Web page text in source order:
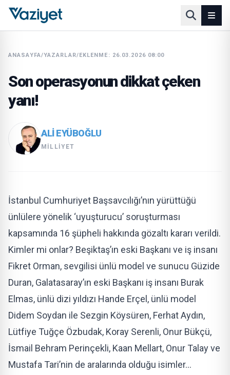
ANASAYFA/YAZARLAR/EKLENME: 26.03.2026 08:00
Son operasyonun dikkat çeken
yanı!
ALI EYÜBOĞLU
MILLIYET
İstanbul Cumhuriyet Başsavcılığı’nın yürüttüğü
ünlülere yönelik ‘uyuşturucu’ soruşturması
kapsamında 16 şüpheli hakkında gözaltı kararı verildi.
Kimler mi onlar? Beşiktaş’ın eski Başkanı ve iş insanı
Fikret Orman, sevgilisi ünlü model ve sunucu Güzide
Duran, Galatasaray’ın eski Başkanı iş insanı Burak
Elmas, ünlü dizi yıldızı Hande Erçel, ünlü model
Didem Soydan ile Sezgin Köysüren, Ferhat Aydın,
Lütfiye Tuğçe Özbudak, Koray Serenli, Onur Bükçü,
İsmail Behram Perinçekli, Kaan Mellart, Onur Talay ve
Mustafa Tari’nin de aralarında olduğu isimler…